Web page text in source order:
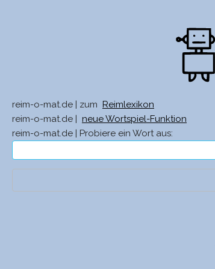
reim-o-mat.de | zum
Reimlexikon
reim-o-mat.de |
neue Wortspiel-Funktion
reim-o-mat.de | Probiere ein Wort aus: